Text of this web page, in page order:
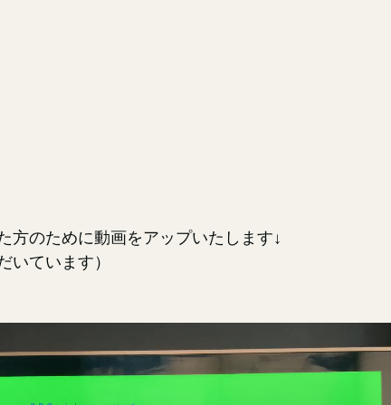
方のために動画をアップいたします↓
ています）